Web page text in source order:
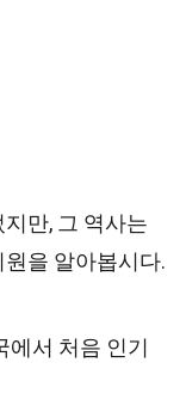
만, 그 역사는
을 알아봅시다.
에서 처음 인기